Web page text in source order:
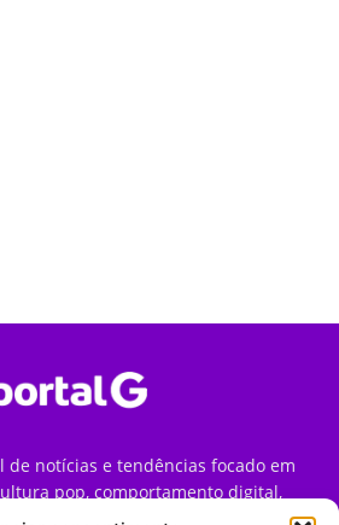
de notícias e tendências focado em
pop, comportamento digital,
iniciativas de marca que impactam a